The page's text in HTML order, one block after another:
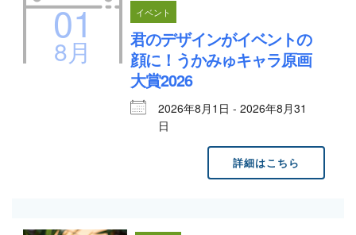
01
8月
イベント
君のデザインがイベントの
顔に！うかみゅキャラ原画
大賞2026
2026年8月1日 - 2026年8月31
日
詳細はこちら